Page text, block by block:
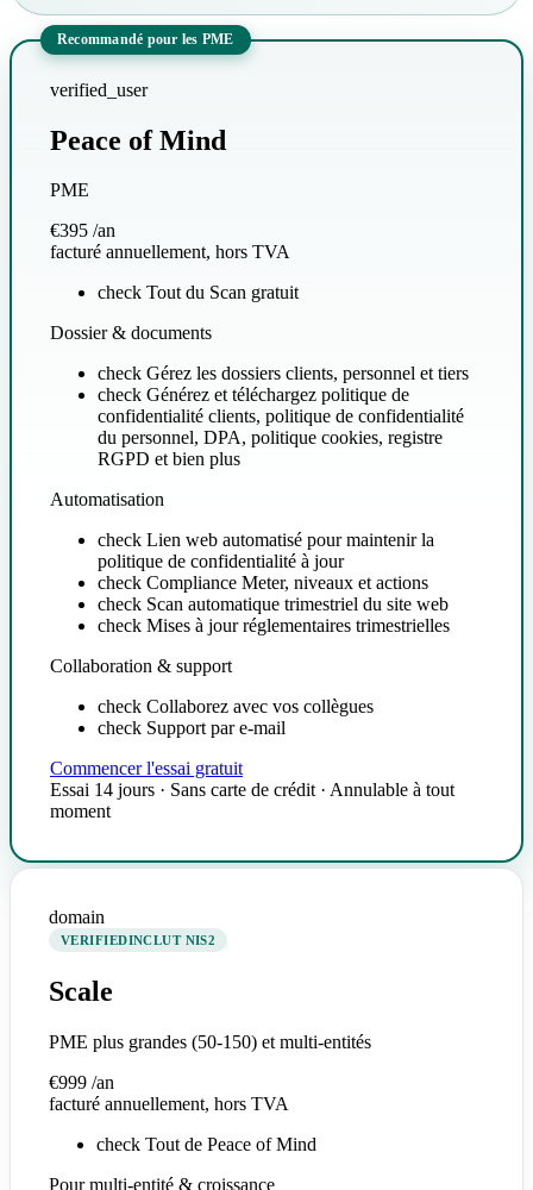
Recommandé pour les PME
verified_user
Peace of Mind
PME
€395 /an
facturé annuellement, hors TVA
check Tout du Scan gratuit
Dossier & documents
check Gérez les dossiers clients, personnel et tiers
check Générez et téléchargez politique de
confidentialité clients, politique de confidentialité
du personnel, DPA, politique cookies, registre
RGPD et bien plus
Automatisation
check Lien web automatisé pour maintenir la
politique de confidentialité à jour
check Compliance Meter, niveaux et actions
check Scan automatique trimestriel du site web
check Mises à jour réglementaires trimestrielles
Collaboration & support
check Collaborez avec vos collègues
check Support par e-mail
Commencer l'essai gratuit
Essai 14 jours · Sans carte de crédit · Annulable à tout
moment
domain
VERIFIEDINCLUT NIS2
Scale
PME plus grandes (50-150) et multi-entités
€999 /an
facturé annuellement, hors TVA
check Tout de Peace of Mind
Pour multi-entité & croissance